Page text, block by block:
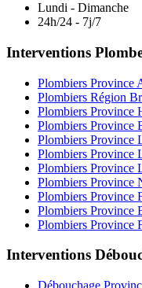
Lundi - Dimanche
24h/24 - 7j/7
Interventions
Plombiers Province
Plombiers Région
Plombiers Province
Plombiers Province
Plombiers Province
Plombiers Province
Plombiers Province
Plombiers Province
Plombiers Province
Plombiers Province
Plombiers Province
Interventions
Débouchage